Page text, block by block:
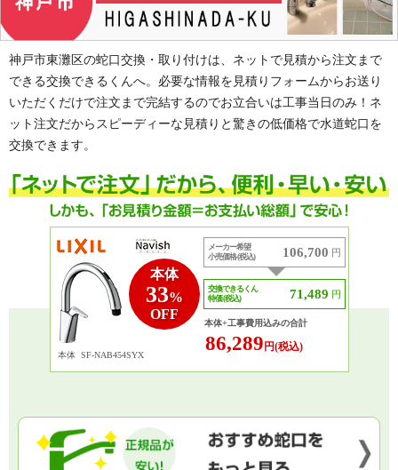
神戸市東灘区の蛇口交換・取り付けは、ネットで見積から注文まで
できる交換できるくんへ。必要な情報を見積りフォームからお送り
いただくだけで注文まで完結するのでお立合いは工事当日のみ！ネ
ット注文だからスピーディーな見積りと驚きの低価格で水道蛇口を
交換できます。
本体
33%
OFF
本体 SF-NAB454SYX
メーカー希望
小売価格 (税込)
106,700 円
交換できるくん
特価 (税込)
71,489 円
本体+工事費用込みの合計
86,289円(税込)